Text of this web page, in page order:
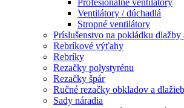
Profesionálne ventilátory
Ventilátory / dúchadlá
Stropné ventilátory
Príslušenstvo na pokládku
Rebríkové výťahy
Rebríky
Rezačky polystyrénu
Rezačky špár
Ručné rezačky obkladov a dlažieb
Sady náradia